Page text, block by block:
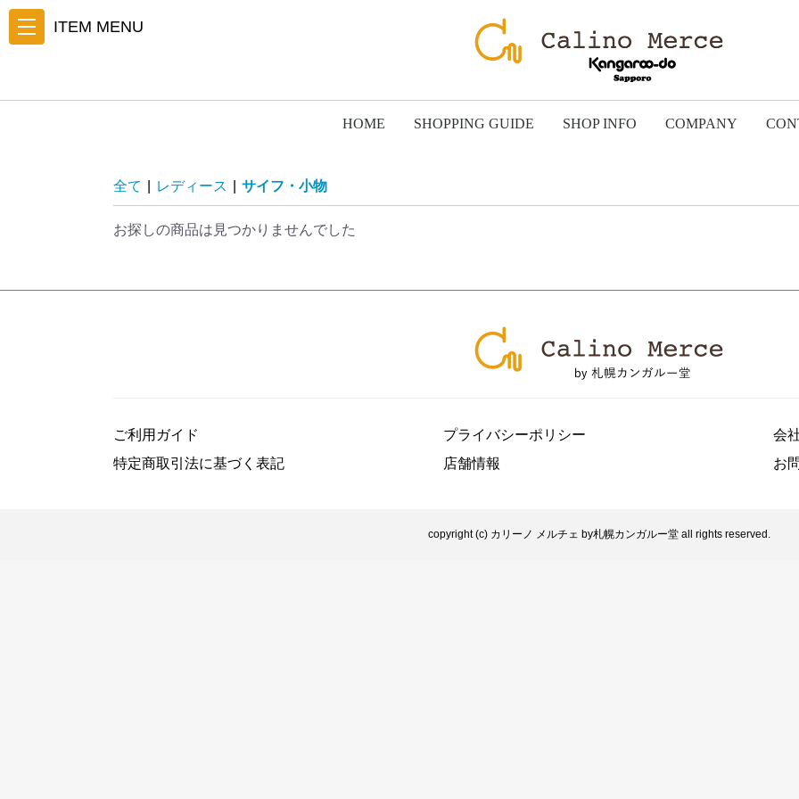
ITEM MENU
HOME SHOPPING GUIDE SHOP INFO COMPANY
全て レディース サイフ・小物
お探しの商品は見つかりませんでした
ご利用ガイド プライバシーポリシー
会
特定商取引法に基づく表記
店舗情報 お
copyright (c) カリーノ メルチェ by札幌カンガルー堂 all rights reserved.